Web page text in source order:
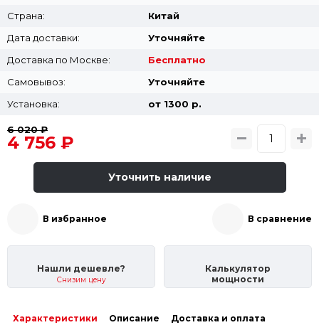
Страна:
Китай
Дата доставки:
Уточняйте
Доставка по Москве:
Бесплатно
Самовывоз:
Уточняйте
Установка:
от 1300 p.
6 020 ₽
4 756 ₽
Уточнить наличие
В избранное В сравнение
Нашли дешевле?
Снизим цену
Калькулятор
мощности
Характеристики Описание Доставка и оплата